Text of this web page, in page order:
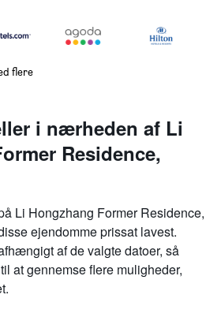
flere
i nærheden af Li
Residence,
Li Hongzhang Former Residence,
ejendomme prissat lavest.
af de valgte datoer, så
at gennemse flere muligheder,